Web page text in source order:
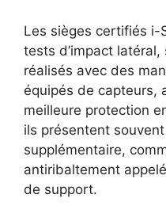
Les sièges certifiés i-
tests d’impact
réalisés avec des
équipés de capteurs,
meilleure protection
ils présentent
supplémentaire,
antiribaltement
de support.